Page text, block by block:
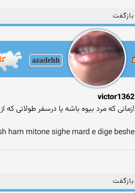
بازگفت
azadehh
victor1362
!زمانی که مرد بیوه باشه یا درسفر طولانی که
ham mitone sighe mard e dige beshe?
بازگفت